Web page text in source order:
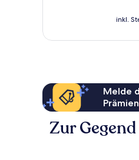
inkl.
Melde
Zur Gegend